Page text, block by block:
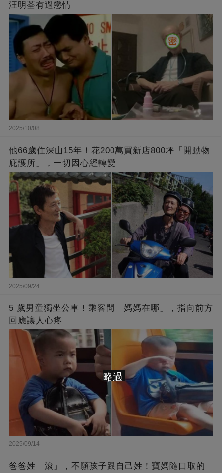
汪明荃有過戀情
2025/10/08
他66歲住深山15年！花200萬買新店800坪「開動物
庇護所」，一切因心經轉變
2025/09/24
5 歲男童獨坐公車！乘客問「媽媽在哪」，指向前方
回應讓人心疼
2025/09/14
爸爸姓「滾」，不願孩子跟自己姓！寶媽隨口取的
略過